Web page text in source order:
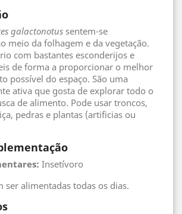
galactonotus sentem-se
meio da folhagem e da vegetação.
com bastantes esconderijos e
de forma a proporcionar o melhor
possível do espaço. São uma
ativa que gosta de explorar todo o
de alimento. Pode usar troncos,
pedras e plantas (artificias ou
Insetívoro
ser alimentadas todas os dias.